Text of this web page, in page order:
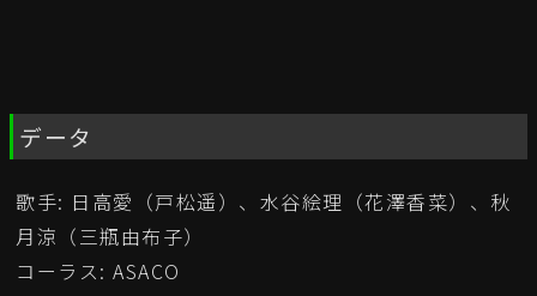
データ
歌手: 日高愛（戸松遥）、水谷絵理（花澤香菜）、秋
月涼（三瓶由布子）
コーラス: ASACO